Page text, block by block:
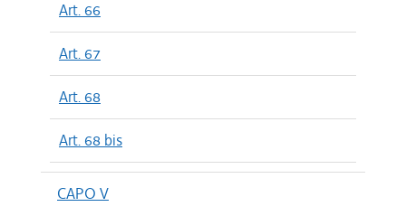
Art. 66
Art. 67
Art. 68
Art. 68 bis
CAPO V